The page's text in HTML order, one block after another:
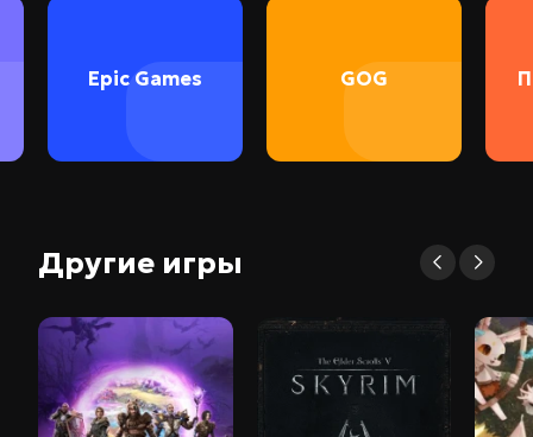
Epic Games GOG
Другие игры